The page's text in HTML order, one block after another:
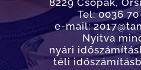
8229 Csopak,
Tel: 0036
e-mail:
Nyitva
nyári
téli